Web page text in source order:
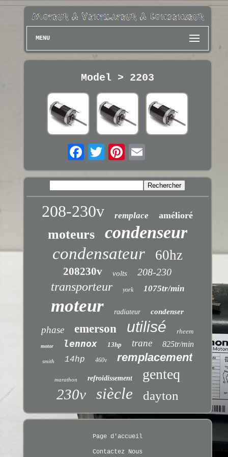
MENU
Model > 2203
208-230v remplace amélioré
moteurs condenseur
condensateur 60hz
208230v volts 208-230
transporteur york 1075tr/min
moteur radiateur condenser
phase emerson utilisé rheem
motor lennox 13hp trane 825tr/min
smith 14hp 460v remplacement
marathon refroidissement genteq
230v siècle dayton
Page d'accueil
Contactez Nous